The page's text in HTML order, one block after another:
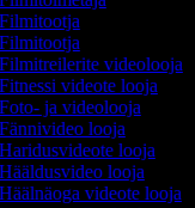
videolooja
videote looja
ja videolooja
looja
looja
looja
videote looja